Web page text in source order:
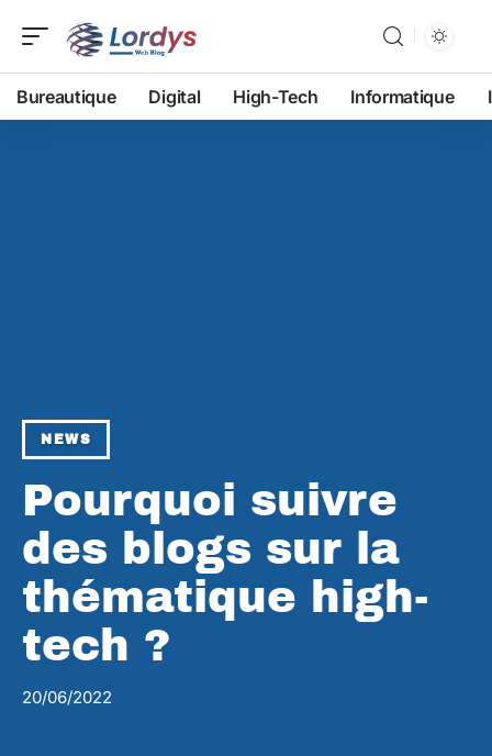
Bureautique Digital High-Tech Informatique
NEWS
Pourquoi suivre
des blogs sur la
thématique high-
tech ?
20/06/2022